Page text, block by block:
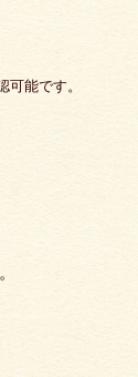
能です。